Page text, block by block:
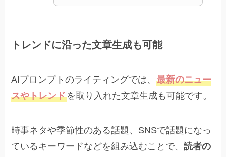
トレンドに沿った文章生成も可能
AIプロンプトのライティングでは、最新のニュー
スやトレンドを取り入れた文章生成も可能です。
時事ネタや季節性のある話題、SNSで話題になっ
ているキーワードなどを組み込むことで、読者の